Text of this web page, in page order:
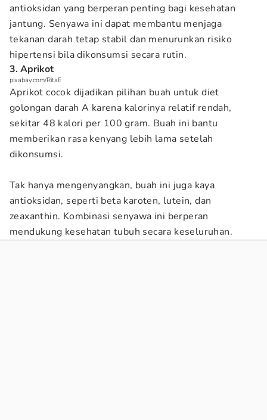
antioksidan yang berperan penting bagi kesehatan
jantung. Senyawa ini dapat membantu menjaga
tekanan darah tetap stabil dan menurunkan risiko
hipertensi bila dikonsumsi secara rutin.
3. Aprikot
pixabay.com/RitaE
Aprikot cocok dijadikan pilihan buah untuk diet
golongan darah A karena kalorinya relatif rendah,
sekitar 48 kalori per 100 gram. Buah ini bantu
memberikan rasa kenyang lebih lama setelah
dikonsumsi.
Tak hanya mengenyangkan, buah ini juga kaya
antioksidan, seperti beta karoten, lutein, dan
zeaxanthin. Kombinasi senyawa ini berperan
mendukung kesehatan tubuh secara keseluruhan.